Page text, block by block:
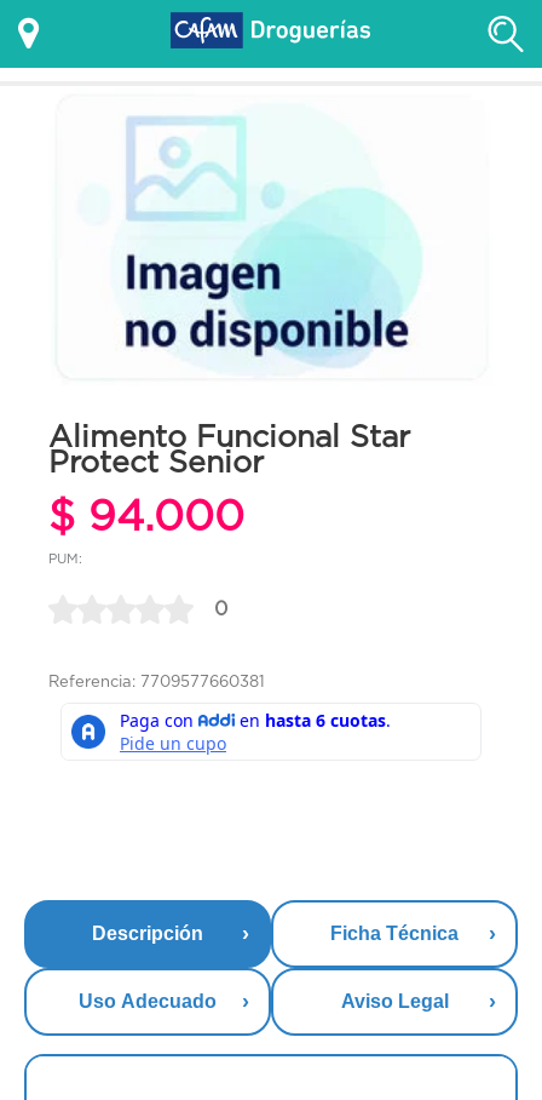
Alimento Funcional Star
Protect Senior
$ 94.000
PUM:
0
Referencia: 7709577660381
Descripción Ficha Técnica
Uso Adecuado Aviso Legal